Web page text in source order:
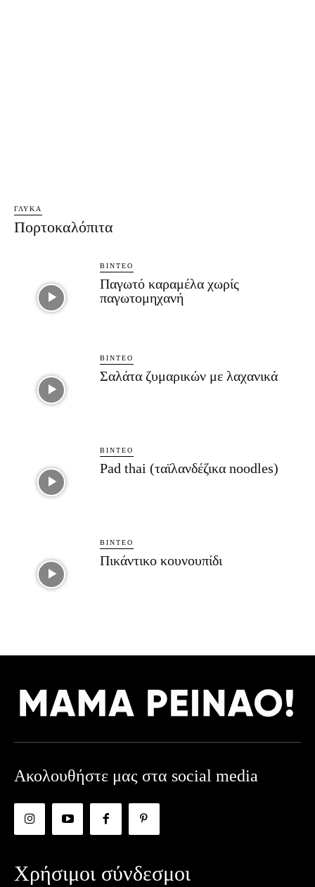
ΓΛΥΚΆ
Πορτοκαλόπιτα
ΒΊΝΤΕΟ
Παγωτό καραμέλα χωρίς
παγωτομηχανή
ΒΊΝΤΕΟ
Σαλάτα ζυμαρικών με λαχανικά
ΒΊΝΤΕΟ
Pad thai (ταϊλανδέζικα noodles)
ΒΊΝΤΕΟ
Πικάντικο κουνουπίδι
Ακολουθήστε μας στα social media
Χρήσιμοι σύνδεσμοι